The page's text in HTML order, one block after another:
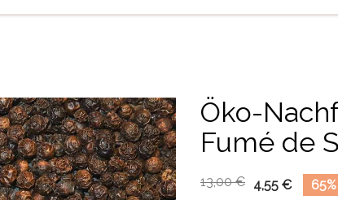
Öko-
Fumé de
13,00 € 4,55 €